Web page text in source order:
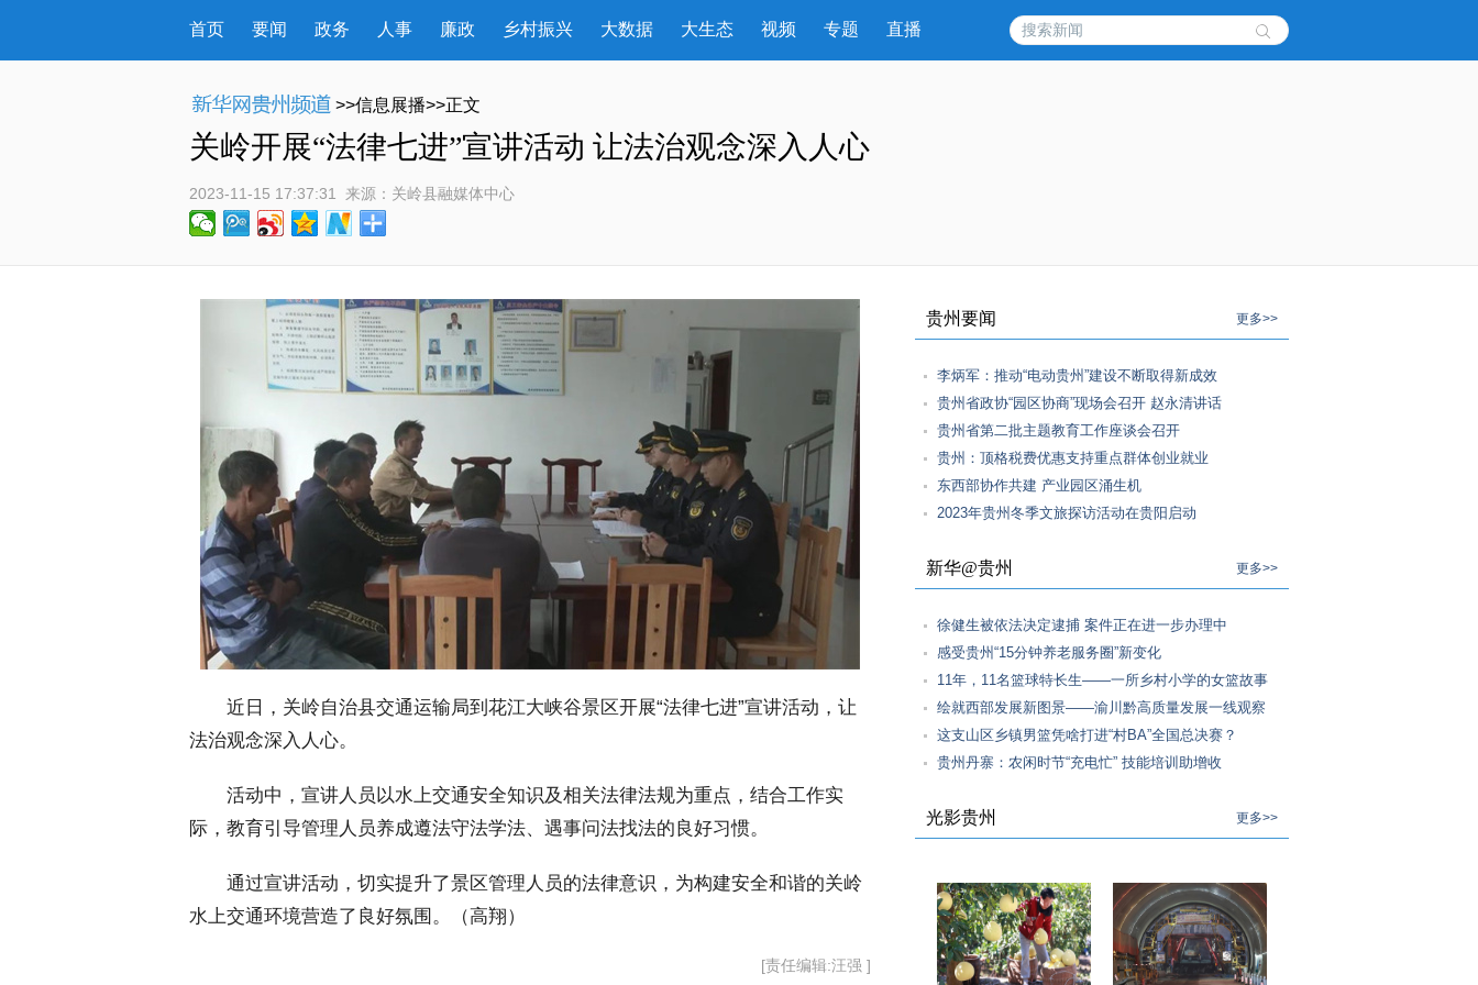
首页 要闻 政务 人事 廉政 乡村振兴 大数据 大生态 视频 专题 直播
>>信息展播>>正文
关岭开展“法律七进”宣讲活动 让法治观念深入人心
2023-11-15 17:37:31 来源： 关岭县融媒体中心
近日，关岭自治县交通运输局到花江大峡谷景区开展“法律七进”宣讲活动，让
法治观念深入人心。
活动中，宣讲人员以水上交通安全知识及相关法律法规为重点，结合工作实
际，教育引导管理人员养成遵法守法学法、遇事问法找法的良好习惯。
通过宣讲活动，切实提升了景区管理人员的法律意识，为构建安全和谐的关岭
水上交通环境营造了良好氛围。（高翔）
[责任编辑:汪强 ]
贵州要闻 更多>>
李炳军：推动“电动贵州”建设不断取得新成效
贵州省政协“园区协商”现场会召开 赵永清讲话
贵州省第二批主题教育工作座谈会召开
贵州：顶格税费优惠支持重点群体创业就业
东西部协作共建 产业园区涌生机
2023年贵州冬季文旅探访活动在贵阳启动
新华@贵州 更多>>
徐健生被依法决定逮捕 案件正在进一步办理中
感受贵州“15分钟养老服务圈”新变化
11年，11名篮球特长生——一所乡村小学的女篮故事
绘就西部发展新图景——渝川黔高质量发展一线观察
这支山区乡镇男篮凭啥打进“村BA”全国总决赛？
贵州丹寨：农闲时节“充电忙” 技能培训助增收
光影贵州 更多>>